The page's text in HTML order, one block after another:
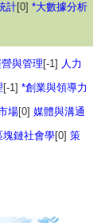
計[0] *大數據分析
與管理 [-1] 人力
[-1] *創業與領導力
場[0] 媒體與溝通
塊鏈社會學[0] 策